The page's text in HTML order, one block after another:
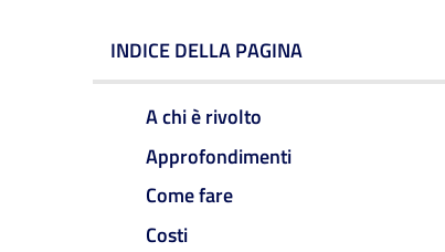
INDICE DELLA PAGINA
A chi è rivolto
Approfondimenti
Come fare
Costi